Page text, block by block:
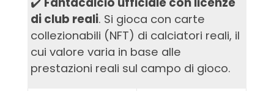
di club reali. Si gioca con carte
collezionabili (NFT) di calciatori reali, il
cui valore varia in base alle
prestazioni reali sul campo di gioco.